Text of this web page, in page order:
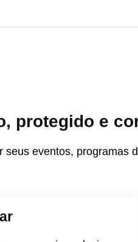
protegido e
eventos, programas